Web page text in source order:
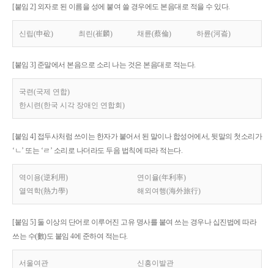
[붙임 2] 외자로 된 이름을 성에 붙여 쓸 경우에도 본음대로 적을 수 있다.
신립(申砬) 최린(崔麟) 채륜(蔡倫) 하륜(河崙)
[붙임 3] 준말에서 본음으로 소리 나는 것은 본음대로 적는다.
국련(국제 연합)
한시련(한국 시각 장애인 연합회)
[붙임 4] 접두사처럼 쓰이는 한자가 붙어서 된 말이나 합성어에서, 뒷말의 첫소리가
‘ㄴ’ 또는 ‘ㄹ’ 소리로 나더라도 두음 법칙에 따라 적는다.
역이용(逆利用)
연이율(年利率)
열역학(熱力學)
해외여행(海外旅行)
[붙임 5] 둘 이상의 단어로 이루어진 고유 명사를 붙여 쓰는 경우나 십진법에 따라
쓰는 수(數)도 붙임 4에 준하여 적는다.
서울여관 신흥이발관